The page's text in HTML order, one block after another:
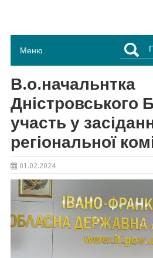
Меню
Пошук:
В.о.начальнтка
Дністровського
участь у
регіональної
01.02.2024